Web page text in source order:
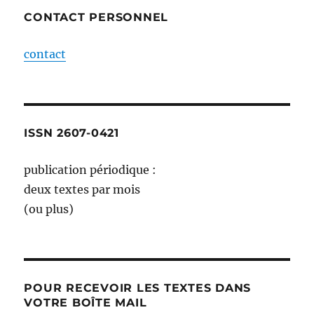
CONTACT PERSONNEL
contact
ISSN 2607-0421
publication périodique :
deux textes par mois
(ou plus)
POUR RECEVOIR LES TEXTES DANS
VOTRE BOÎTE MAIL